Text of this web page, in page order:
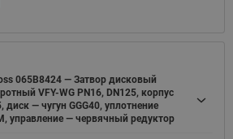
065B8424 — Затвор дисковый
VFY-WG PN16, DN125, корпус
диск — чугун GGG40, уплотнение
управление — червячный редуктор